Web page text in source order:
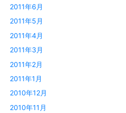
2011年6月
2011年5月
2011年4月
2011年3月
2011年2月
2011年1月
2010年12月
2010年11月